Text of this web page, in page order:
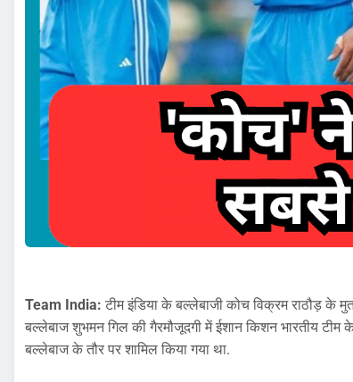
Team India: टीम इंडिया के बल्लेबाजी कोच विक्रम राठौड़ के
बल्लेबाज शुभमन गिल की गैरमौजूदगी में ईशान किशन भारतीय टीम
बल्लेबाज के तौर पर शामिल किया गया था.